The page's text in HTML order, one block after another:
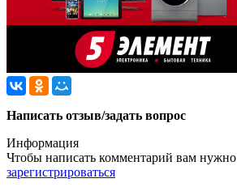
Написать отзыв/задать вопрос
Информация
Чтобы написать комментарий вам нужно
зарегистрироваться